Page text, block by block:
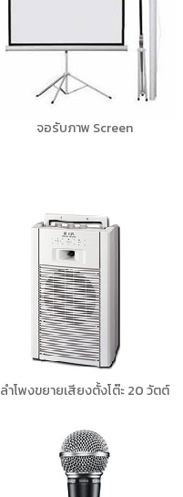
จอรับภาพ Screen
ลำโพงขยายเสียงตั้งโต๊ะ 20 วัตต์